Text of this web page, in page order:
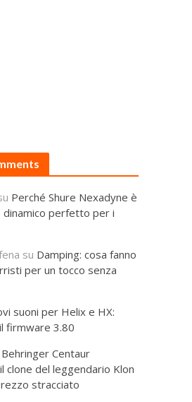
Perché Shure Nexadyne è
dinamico perfetto per i
su Damping: cosa fanno
per un tocco senza
suoni per Helix e HX:
firmware 3.80
Behringer Centaur
clone del leggendario Klon
stracciato